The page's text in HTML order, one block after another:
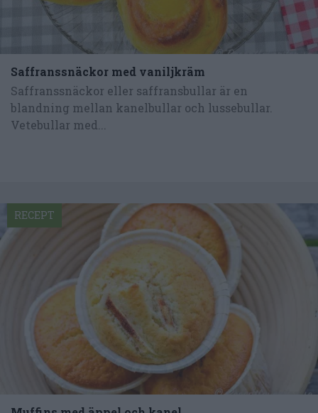
Saffranssnäckor med vaniljkräm
Saffranssnäckor eller saffransbullar är en
blandning mellan kanelbullar och lussebullar.
Vetebullar med...
RECEPT